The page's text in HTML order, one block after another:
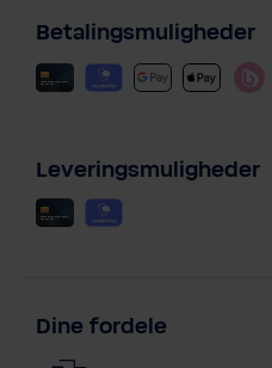
Betalingsmuligheder
Leveringsmuligheder
Dine fordele